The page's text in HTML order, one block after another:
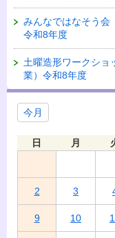
みんなではなそう会
令和8年度
土曜造形ワークショ
業）令和8年度
今月
日 月
2 3
9 10